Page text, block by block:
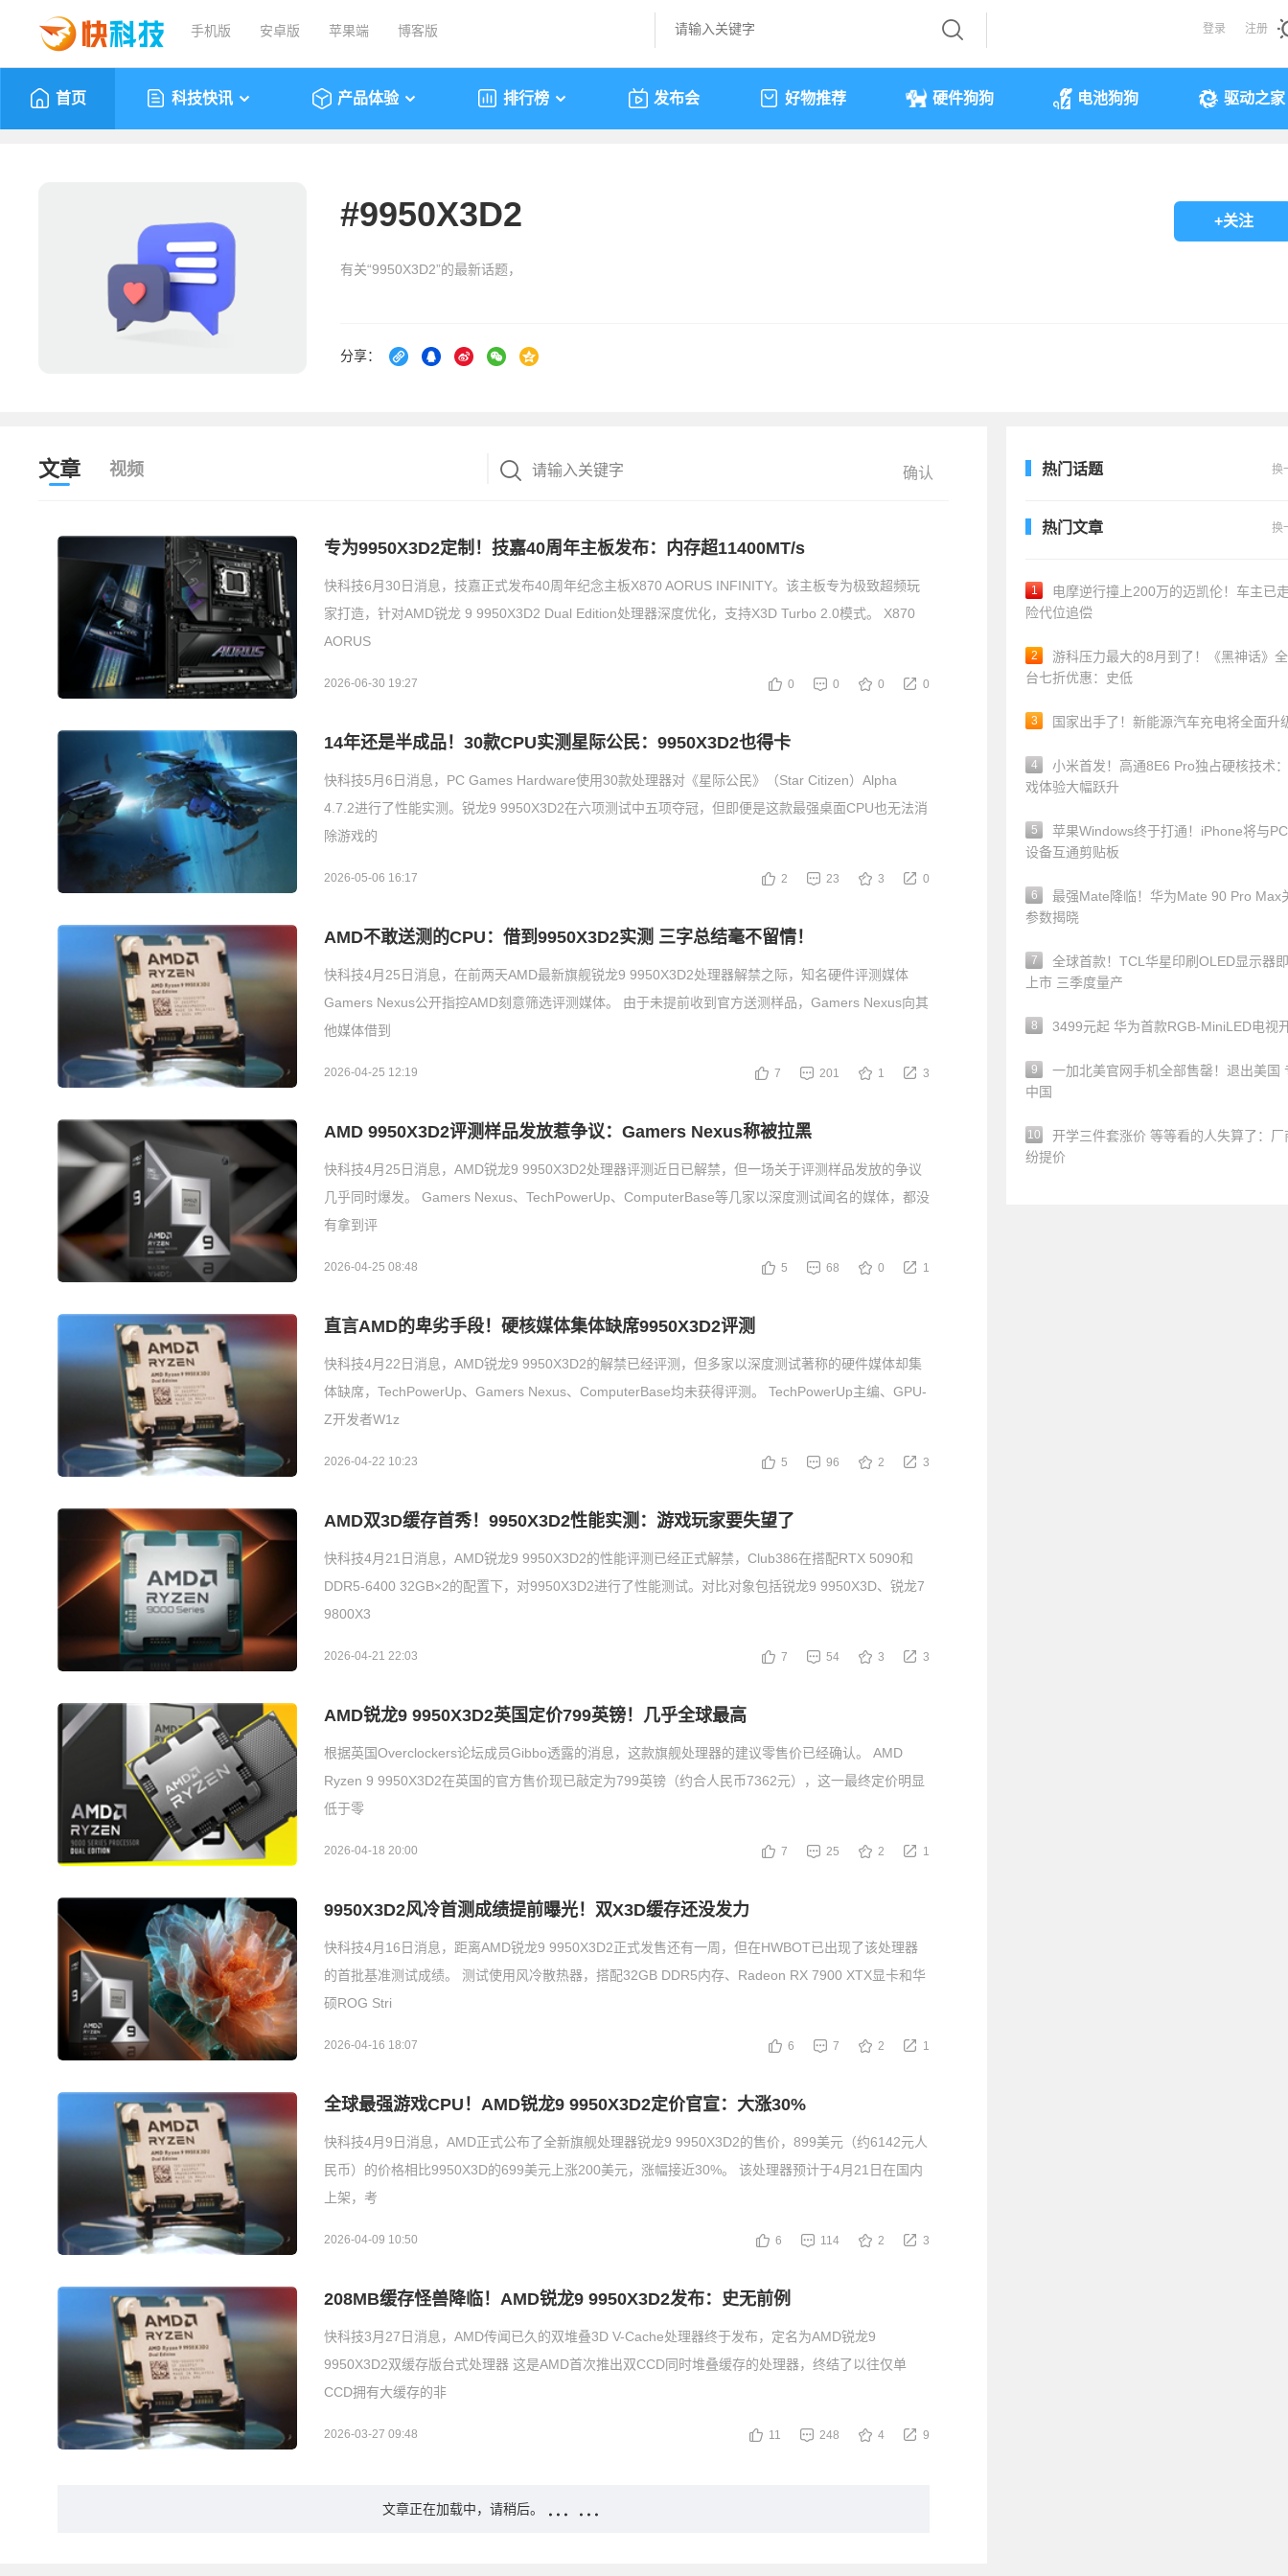
手机版 安卓版 苹果端 博客版 登录 注册
首页 科技快讯 产品体验 排行榜 发布会 好物推荐 硬件狗狗 电池狗狗 驱动之家
#9950X3D2
有关“9950X3D2”的最新话题，
分享：
+关注
文章 视频
专为9950X3D2定制！技嘉40周年主板发布：内存超11400MT/s
快科技6月30日消息，技嘉正式发布40周年纪念主板X870 AORUS INFINITY。该主板专为极致超频玩
家打造，针对AMD锐龙 9 9950X3D2 Dual Edition处理器深度优化，支持X3D Turbo 2.0模式。 X870
AORUS
2026-06-30 19:27 0 0 0 0
14年还是半成品！30款CPU实测星际公民：9950X3D2也得卡
快科技5月6日消息，PC Games Hardware使用30款处理器对《星际公民》（Star Citizen）Alpha
4.7.2进行了性能实测。锐龙9 9950X3D2在六项测试中五项夺冠，但即便是这款最强桌面CPU也无法消
除游戏的
2026-05-06 16:17 2 23 3 0
AMD不敢送测的CPU：借到9950X3D2实测 三字总结毫不留情！
快科技4月25日消息，在前两天AMD最新旗舰锐龙9 9950X3D2处理器解禁之际，知名硬件评测媒体
Gamers Nexus公开指控AMD刻意筛选评测媒体。 由于未提前收到官方送测样品，Gamers Nexus向其
他媒体借到
2026-04-25 12:19 7 201 1 3
AMD 9950X3D2评测样品发放惹争议：Gamers Nexus称被拉黑
快科技4月25日消息，AMD锐龙9 9950X3D2处理器评测近日已解禁，但一场关于评测样品发放的争议
几乎同时爆发。 Gamers Nexus、TechPowerUp、ComputerBase等几家以深度测试闻名的媒体，都没
有拿到评
2026-04-25 08:48 5 68 0 1
直言AMD的卑劣手段！硬核媒体集体缺席9950X3D2评测
快科技4月22日消息，AMD锐龙9 9950X3D2的解禁已经评测，但多家以深度测试著称的硬件媒体却集
体缺席，TechPowerUp、Gamers Nexus、ComputerBase均未获得评测。 TechPowerUp主编、GPU-
Z开发者W1z
2026-04-22 10:23 5 96 2 3
AMD双3D缓存首秀！9950X3D2性能实测：游戏玩家要失望了
快科技4月21日消息，AMD锐龙9 9950X3D2的性能评测已经正式解禁，Club386在搭配RTX 5090和
DDR5-6400 32GB×2的配置下，对9950X3D2进行了性能测试。对比对象包括锐龙9 9950X3D、锐龙7
9800X3
2026-04-21 22:03 7 54 3 3
AMD锐龙9 9950X3D2英国定价799英镑！几乎全球最高
根据英国Overclockers论坛成员Gibbo透露的消息，这款旗舰处理器的建议零售价已经确认。 AMD
Ryzen 9 9950X3D2在英国的官方售价现已敲定为799英镑（约合人民币7362元），这一最终定价明显
低于零
2026-04-18 20:00 7 25 2 1
9950X3D2风冷首测成绩提前曝光！双X3D缓存还没发力
快科技4月16日消息，距离AMD锐龙9 9950X3D2正式发售还有一周，但在HWBOT已出现了该处理器
的首批基准测试成绩。 测试使用风冷散热器，搭配32GB DDR5内存、Radeon RX 7900 XTX显卡和华
硕ROG Stri
2026-04-16 18:07 6 7 2 1
全球最强游戏CPU！AMD锐龙9 9950X3D2定价官宣：大涨30%
快科技4月9日消息，AMD正式公布了全新旗舰处理器锐龙9 9950X3D2的售价，899美元（约6142元人
民币）的价格相比9950X3D的699美元上涨200美元，涨幅接近30%。 该处理器预计于4月21日在国内
上架，考
2026-04-09 10:50 6 114 2 3
208MB缓存怪兽降临！AMD锐龙9 9950X3D2发布：史无前例
快科技3月27日消息，AMD传闻已久的双堆叠3D V-Cache处理器终于发布，定名为AMD锐龙9
9950X3D2双缓存版台式处理器 这是AMD首次推出双CCD同时堆叠缓存的处理器，终结了以往仅单
CCD拥有大缓存的非
2026-03-27 09:48 11 248 4 9
文章正在加载中，请稍后。
热门话题 换
热门文章 换
1
电摩逆行撞上200万的迈凯伦！车主已
险代位追偿
2
游科压力最大的8月到了！《黑神话》
台七折优惠：史低
3 国家出手了！新能源汽车充电将全面升
4
小米首发！高通8E6 Pro独占硬核技术
戏体验大幅跃升
5
苹果Windows终于打通！iPhone将与
设备互通剪贴板
6
最强Mate降临！华为Mate 90 Pro Max
参数揭晓
7
全球首款！TCL华星印刷OLED显示器
上市 三季度量产
8 3499元起 华为首款RGB-MiniLED电视
9
一加北美官网手机全部售罄！退出美国
中国
10
开学三件套涨价 等等看的人失算了：厂
纷提价